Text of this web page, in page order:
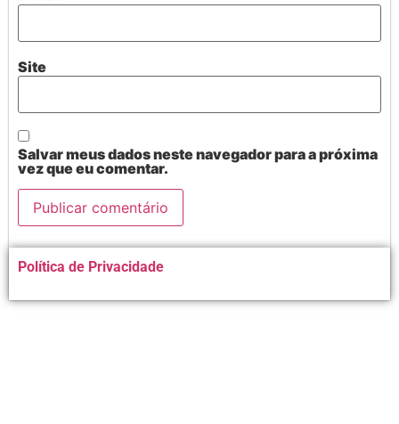
Site
Salvar meus dados neste navegador para a próxima
vez que eu comentar.
Alternative:
Política de Privacidade